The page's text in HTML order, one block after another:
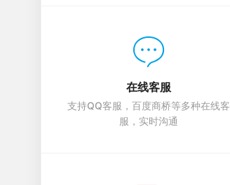
在线客服
支持QQ客服，百度商桥等多种在线客
服，实时沟通